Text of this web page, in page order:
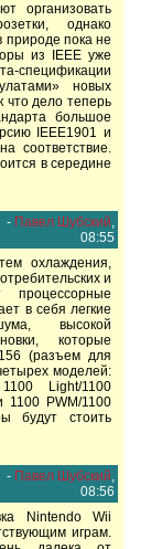
организовать
однако
природе пока не
из IEEE уже
спецификации
новых
что дело теперь
большое
IEEE1901 и
соответствие.
в середине
- Павел Шубский,
08:55
охлаждения,
и
процессорные
в себя легкие
высокой
которые
(разъем для
моделей:
Light/1100
1100 PWM/1100
будут стоить
- Павел Шубский,
08:56
Nintendo Wii
играм.